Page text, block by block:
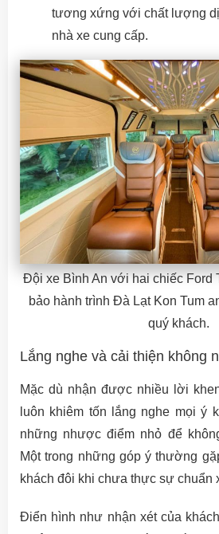
tương xứng với chất lượng
nhà xe cung cấp.
Đội xe Bình An với hai chiếc Ford
bảo hành trình Đà Lạt Kon Tum
quý khách.
Lắng nghe và cải thiện không
Mặc dù nhận được nhiều lời
luôn khiêm tốn lắng nghe mọi ý
những nhược điểm nhỏ để
Một trong những góp ý thường
khách đôi khi chưa thực sự chuẩn
Điển hình như nhận xét của